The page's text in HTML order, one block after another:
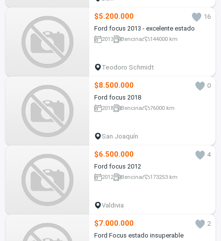
$5.200.000
16
Ford focus 2013 - excelente estado
2013 Bencina 144000 km
Teodoro Schmidt
$8.500.000
0
Ford focus 2018
2018 Bencina 76000 km
San Joaquín
$6.500.000
4
Ford focus 2012
2012 Bencina 173253 km
Valdivia
$7.000.000
2
Ford Focus estado insuperable